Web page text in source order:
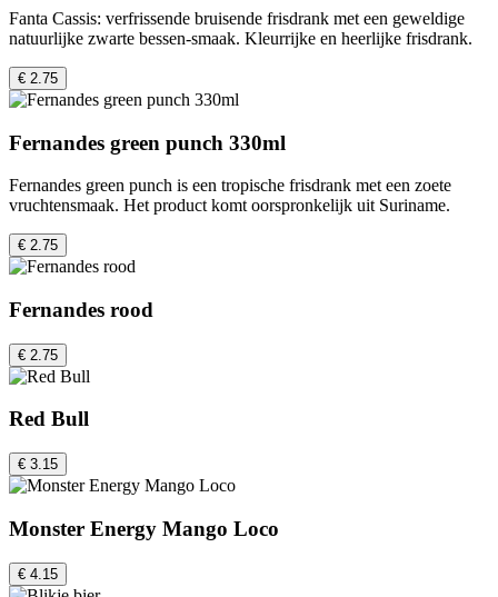
Fanta Cassis: verfrissende bruisende frisdrank met een geweldige
natuurlijke zwarte bessen-smaak. Kleurrijke en heerlijke frisdrank.
€ 2.75
Fernandes green punch 330ml
Fernandes green punch is een tropische frisdrank met een zoete
vruchtensmaak. Het product komt oorspronkelijk uit Suriname.
€ 2.75
Fernandes rood
€ 2.75
Red Bull
€ 3.15
Monster Energy Mango Loco
€ 4.15